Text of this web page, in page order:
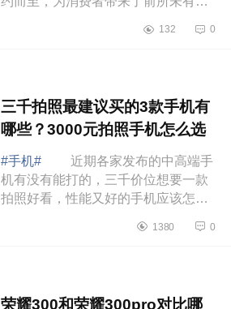
国产品质手机，始终以其卓越的品
132 0
三千拍照最建议买的3款手机有
哪些？3000元拍照手机怎么选
#手机#
近期各家发布的中高端手
机有没有能打的，三千价位想要一款
拍照好看，性能又好的手机应该怎么
最建议买的3款手机有哪些？3000元
1380 0
荣耀300和荣耀300pro对比哪